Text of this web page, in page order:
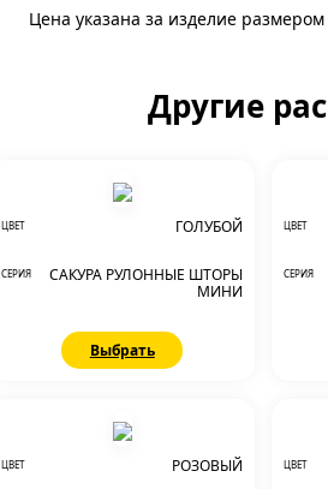
Цена указана за изделие
Другие
ЦВЕТ ГОЛУБОЙ
СЕРИЯ
САКУРА РУЛОННЫЕ ШТОРЫ
МИНИ
Выбрать
ЦВЕТ
СЕРИЯ
ЦВЕТ РОЗОВЫЙ ЦВЕТ